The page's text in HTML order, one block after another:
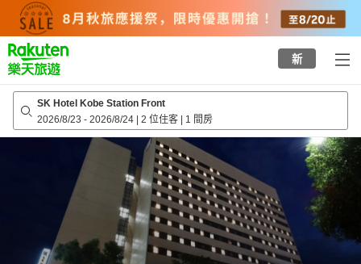
top
page
新
SK Hotel Kobe Station Front
2026/8/23 - 2026/8/24 | 2 位住客 | 1 間房